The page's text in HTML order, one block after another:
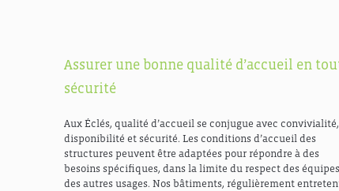
Assurer une bonne qualité d’accueil en
sécurité
Aux Éclés, qualité d’accueil se conjugue avec convivialité,
disponibilité et sécurité. Les conditions d’accueil des
structures peuvent être adaptées pour répondre à des
besoins spécifiques, dans la limite du respect des
des autres usages. Nos bâtiments, régulièrement